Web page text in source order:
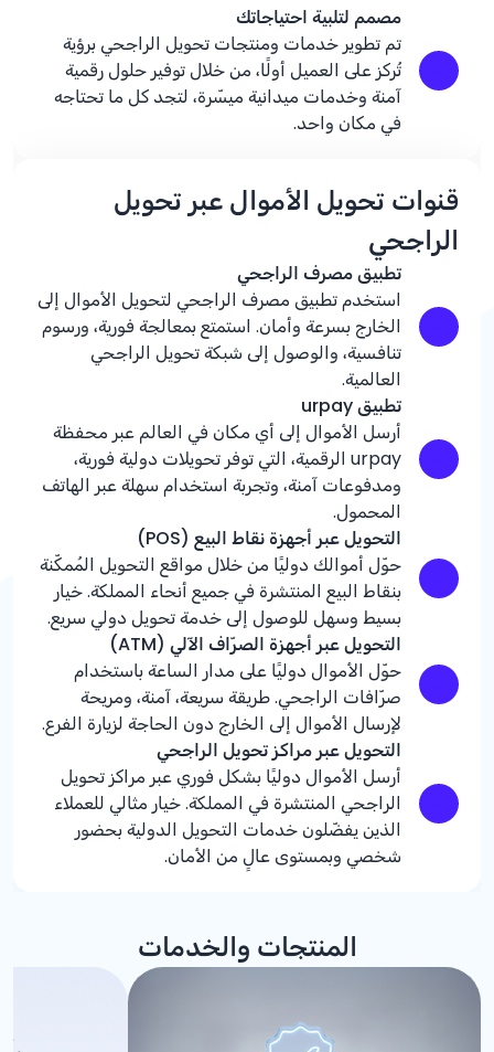
مصمم لتلبية احتياجاتك
تم تطوير خدمات ومنتجات تحويل الراجحي برؤية
تُركز على العميل أولًا، من خلال توفير حلول رقمية
آمنة وخدمات ميدانية ميسّرة، لتجد كل ما تحتاجه
في مكان واحد.
قنوات تحويل الأموال عبر تحويل
الراجحي
تطبيق مصرف الراجحي
استخدم تطبيق مصرف الراجحي لتحويل الأموال إلى
الخارج بسرعة وأمان. استمتع بمعالجة فورية، ورسوم
تنافسية، والوصول إلى شبكة تحويل الراجحي
العالمية.
تطبيق urpay
أرسل الأموال إلى أي مكان في العالم عبر محفظة
urpay الرقمية، التي توفر تحويلات دولية فورية،
ومدفوعات آمنة، وتجربة استخدام سهلة عبر الهاتف
المحمول.
التحويل عبر أجهزة نقاط البيع (POS)
حوّل أموالك دوليًا من خلال مواقع التحويل المُمكّنة
بنقاط البيع المنتشرة في جميع أنحاء المملكة. خيار
بسيط وسهل للوصول إلى خدمة تحويل دولي سريع.
التحويل عبر أجهزة الصرّاف الآلي (ATM)
حوّل الأموال دوليًا على مدار الساعة باستخدام
صرّافات الراجحي. طريقة سريعة، آمنة، ومريحة
لإرسال الأموال إلى الخارج دون الحاجة لزيارة الفرع.
التحويل عبر مراكز تحويل الراجحي
أرسل الأموال دوليًا بشكل فوري عبر مراكز تحويل
الراجحي المنتشرة في المملكة. خيار مثالي للعملاء
الذين يفضّلون خدمات التحويل الدولية بحضور
شخصي وبمستوى عالٍ من الأمان.
المنتجات والخدمات